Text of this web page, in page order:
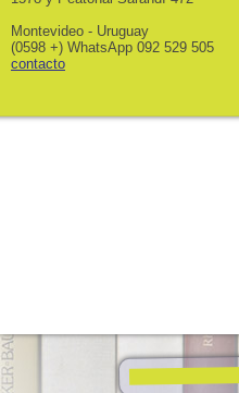
Montevideo - Uruguay
(0598 +) WhatsApp 092 529 505
contacto